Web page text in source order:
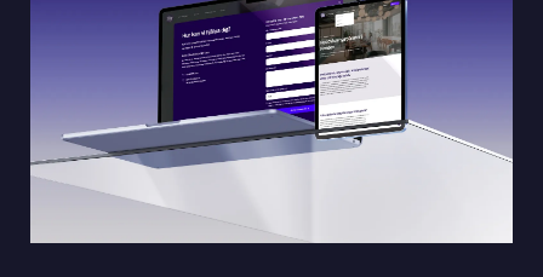
Befintlig kund? Support
Om oss / Kontaktpersoner
Karriär på Sphinxly
LIA / Praktik